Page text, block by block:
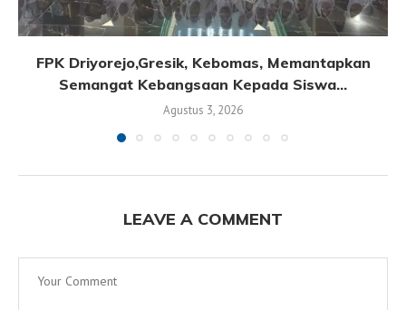
FPK Driyorejo,Gresik, Kebomas, Memantapkan
Semangat Kebangsaan Kepada Siswa...
Agustus 3, 2026
LEAVE A COMMENT